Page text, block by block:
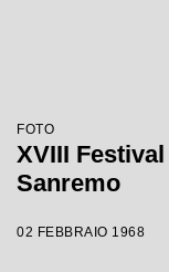
FOTO
XVIII
Sanremo
02 FEBBRAIO 1968